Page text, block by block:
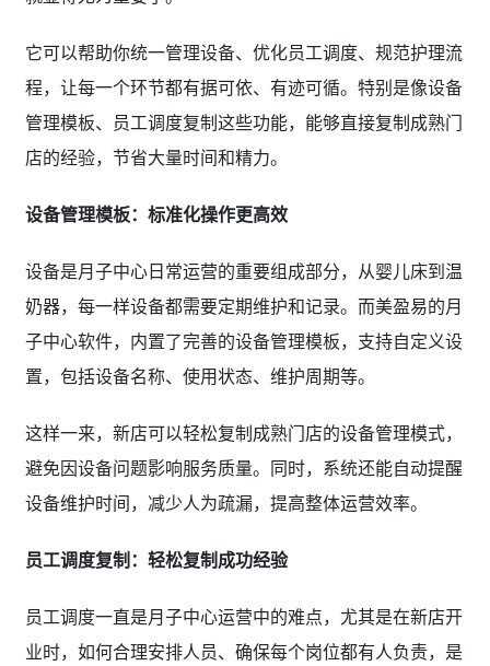
它可以帮助你统一管理设备、优化员工调度、规范护理流
程，让每一个环节都有据可依、有迹可循。特别是像设备
管理模板、员工调度复制这些功能，能够直接复制成熟门
店的经验，节省大量时间和精力。
设备管理模板：标准化操作更高效
设备是月子中心日常运营的重要组成部分，从婴儿床到温
奶器，每一样设备都需要定期维护和记录。而美盈易的月
子中心软件，内置了完善的设备管理模板，支持自定义设
置，包括设备名称、使用状态、维护周期等。
这样一来，新店可以轻松复制成熟门店的设备管理模式，
避免因设备问题影响服务质量。同时，系统还能自动提醒
设备维护时间，减少人为疏漏，提高整体运营效率。
员工调度复制：轻松复制成功经验
员工调度一直是月子中心运营中的难点，尤其是在新店开
业时，如何合理安排人员、确保每个岗位都有人负责，是